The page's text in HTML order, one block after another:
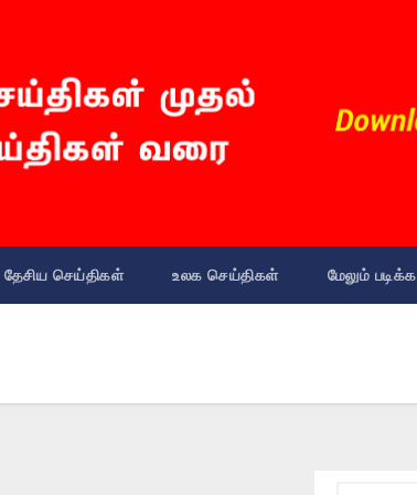
தேசிய செய்திகள் உலக செய்திகள் மேலும் படிக்க